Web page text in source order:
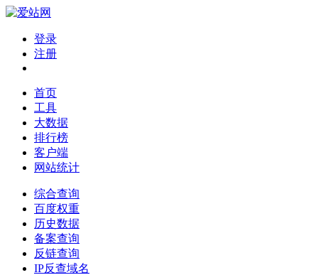
登录
注册
首页
工具
大数据
排行榜
客户端
网站统计
综合查询
百度权重
历史数据
备案查询
反链查询
IP反查域名